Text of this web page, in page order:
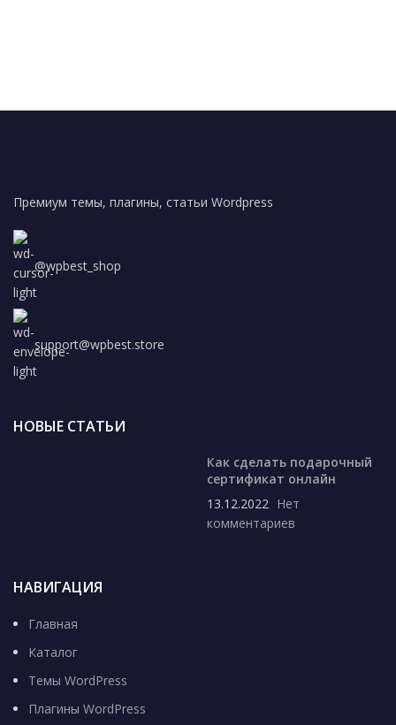
Премиум темы, плагины, статьи Wordpress
@wpbest_shop
support@wpbest.store
НОВЫЕ СТАТЬИ
Как сделать подарочный
сертификат онлайн
13.12.2022 Нет
комментариев
НАВИГАЦИЯ
Главная
Каталог
Темы WordPress
Плагины WordPress